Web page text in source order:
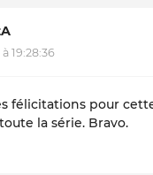
19:28:36
félicitations pour
la série. Bravo.